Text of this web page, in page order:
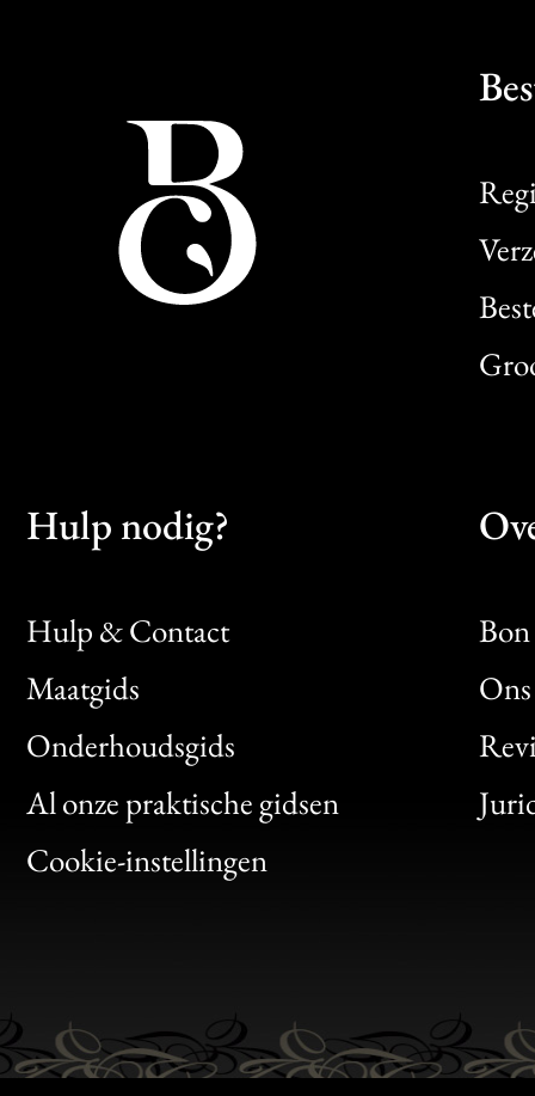
Hulp nodig?
Hulp & Contact
Maatgids
Onderhoudsgids
Al onze praktische gidsen
Cookie-instellingen
Bon
Clic